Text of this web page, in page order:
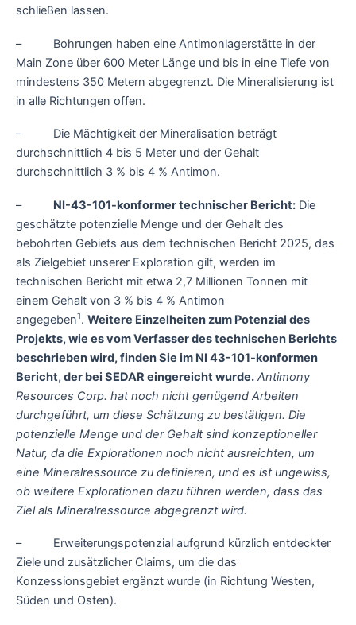
schließen lassen.
– Bohrungen haben eine Antimonlagerstätte in der
Main Zone über 600 Meter Länge und bis in eine Tiefe von
mindestens 350 Metern abgegrenzt. Die Mineralisierung ist
in alle Richtungen offen.
– Die Mächtigkeit der Mineralisation beträgt
durchschnittlich 4 bis 5 Meter und der Gehalt
durchschnittlich 3 % bis 4 % Antimon.
– NI-43-101-konformer technischer Bericht: Die
geschätzte potenzielle Menge und der Gehalt des
bebohrten Gebiets aus dem technischen Bericht 2025, das
als Zielgebiet unserer Exploration gilt, werden im
technischen Bericht mit etwa 2,7 Millionen Tonnen mit
einem Gehalt von 3 % bis 4 % Antimon
angegeben1. Weitere Einzelheiten zum Potenzial des
Projekts, wie es vom Verfasser des technischen Berichts
beschrieben wird, finden Sie im NI 43-101-konformen
Bericht, der bei SEDAR eingereicht wurde. Antimony
Resources Corp. hat noch nicht genügend Arbeiten
durchgeführt, um diese Schätzung zu bestätigen. Die
potenzielle Menge und der Gehalt sind konzeptioneller
Natur, da die Explorationen noch nicht ausreichten, um
eine Mineralressource zu definieren, und es ist ungewiss,
ob weitere Explorationen dazu führen werden, dass das
Ziel als Mineralressource abgegrenzt wird.
– Erweiterungspotenzial aufgrund kürzlich entdeckter
Ziele und zusätzlicher Claims, um die das
Konzessionsgebiet ergänzt wurde (in Richtung Westen,
Süden und Osten).